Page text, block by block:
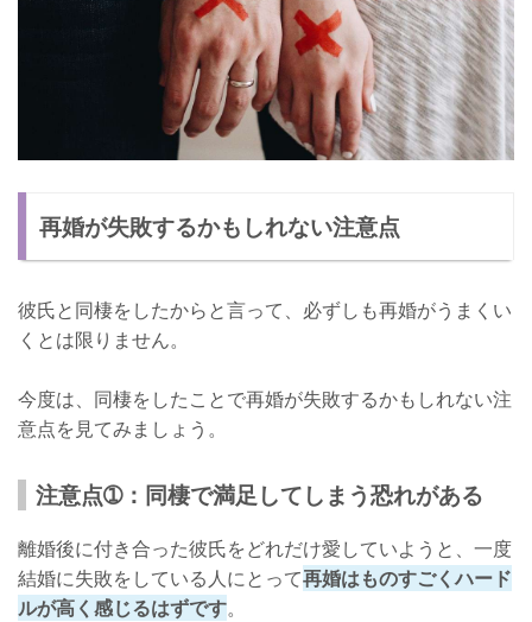
再婚が失敗するかもしれない注意点
彼氏と同棲をしたからと言って、必ずしも再婚がうまくい
くとは限りません。
今度は、同棲をしたことで再婚が失敗するかもしれない注
意点を見てみましょう。
注意点➀：同棲で満足してしまう恐れがある
離婚後に付き合った彼氏をどれだけ愛していようと、一度
結婚に失敗をしている人にとって再婚はものすごくハード
ルが高く感じるはずです。